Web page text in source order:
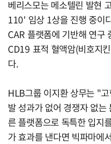
베리스모는 메소텔린 발현
110' 임상 1상을 진행 중이
CAR 플랫폼에 기반해 연
CD19 표적 혈액암(비호지
다.
HLB그룹 이지환 상무는 "
발 성과가 없어 경쟁자 없
른 플랫폼으로 독특한 입지
가 효과를 낸다면 빅파마에